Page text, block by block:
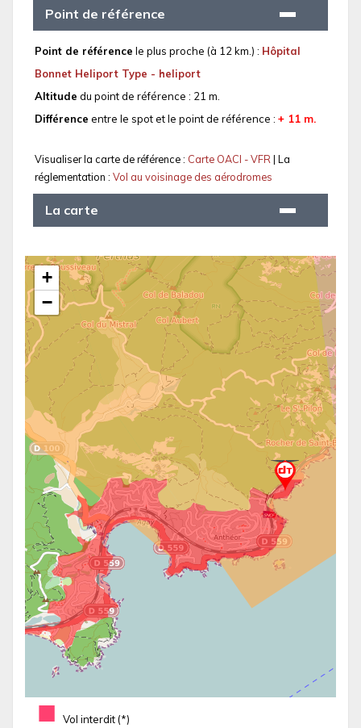
Point de référence
Point de référence le plus proche (à 12 km.) : Hôpital
Bonnet Heliport Type - heliport
Altitude du point de référence : 21 m.
Différence entre le spot et le point de référence : + 11 m.
Visualiser la carte de référence : Carte OACI - VFR| La
réglementation : Vol au voisinage des aérodromes
La carte
■ Vol interdit (*)